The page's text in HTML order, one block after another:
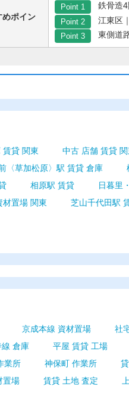
めポイン
Point 1 鉄骨造
Point 2 江東区
Point 3 東側道
賃貸 関東 中古 店舗 賃貸 関
〈草加松原〉駅 賃貸 倉庫
相原駅 賃貸 日暮里
材置場 関東 芝山千代田駅
京成本線 資材置場 社
倉庫 平屋 賃貸 工場
業所 神保町 作業所
置場
賃貸 土地 査定